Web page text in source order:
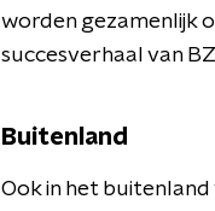
worden gezamenlijk
succesverhaal van
Buitenland
Ook in het